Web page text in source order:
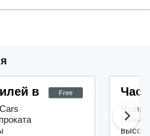
Free
в Майами
Наша
Нью-